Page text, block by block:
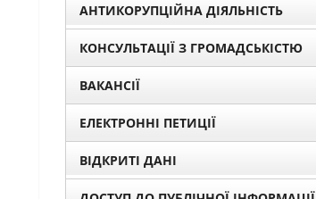
АНТИКОРУПЦІЙНА ДІЯЛЬНІСТЬ
КОНСУЛЬТАЦІЇ З ГРОМАДСЬКІСТЮ
ВАКАНСІЇ
ЕЛЕКТРОННІ ПЕТИЦІЇ
ВІДКРИТІ ДАНІ